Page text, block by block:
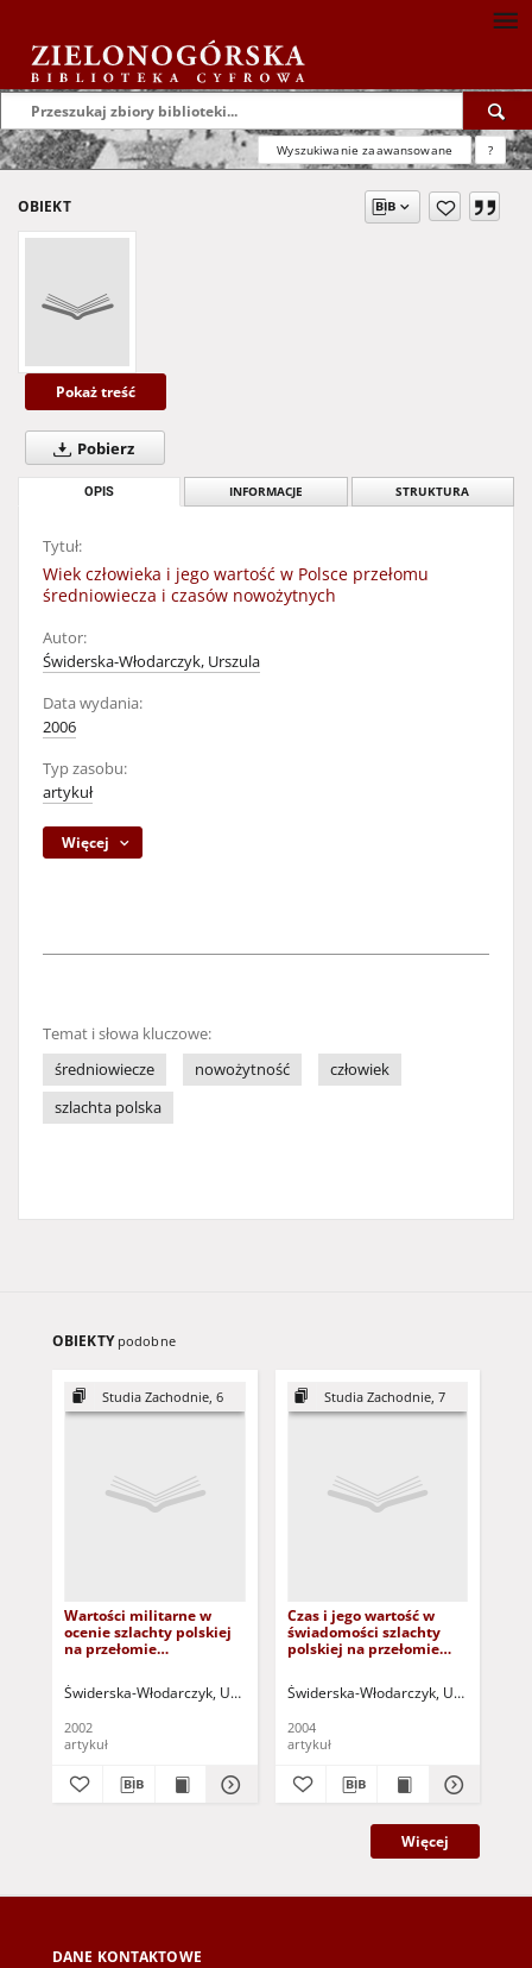
Wyszukiwanie zaawansowane ?
OBIEKT
Pokaż treść
Pobierz
OPIS INFORMACJE STRUKTURA
Tytuł:
Wiek człowieka i jego wartość w Polsce przełomu
średniowiecza i czasów nowożytnych
Autor:
Świderska-Włodarczyk, Urszula
Data wydania:
2006
Typ zasobu:
artykuł
Więcej
Temat i słowa kluczowe:
średniowiecze
nowożytność
człowiek
szlachta polska
OBIEKTY podobne
Studia Zachodnie, 6
Wartości militarne w
ocenie szlachty polskiej
na przełomie
renesansu
Świderska-Włodarczyk, Urszula Osękowski, Czesław (1952- ) - red.
2002
artykuł
Studia Zachodnie, 7
Czas i jego wartość w
świadomości szlachty
polskiej na przełomie
nowożytnych
Świderska-Włodarczyk, Urszula
2004
artykuł
Więcej
DANE KONTAKTOWE